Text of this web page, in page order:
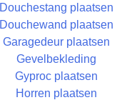
Douchestang plaatsen
Douchewand plaatsen
Garagedeur plaatsen
Gevelbekleding
Gyproc plaatsen
Horren plaatsen